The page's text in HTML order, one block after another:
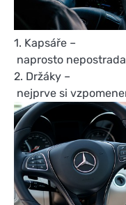
1. Kapsáře –
naprosto
2. Držáky –
nejprve si